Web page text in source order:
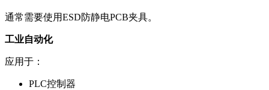
通常需要使用ESD防静电PCB夹具。
工业自动化
应用于：
PLC控制器